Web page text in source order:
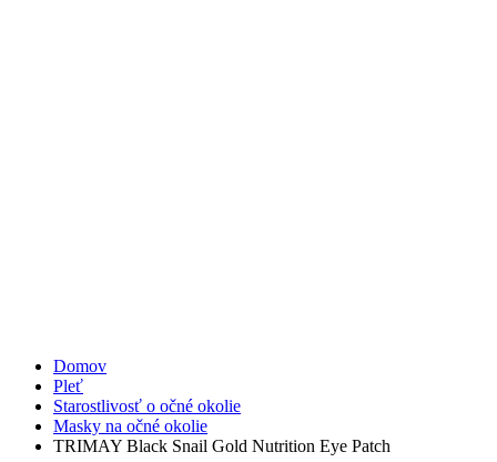
Domov
Pleť
Starostlivosť o očné okolie
Masky na očné okolie
TRIMAY Black Snail Gold Nutrition Eye Patch